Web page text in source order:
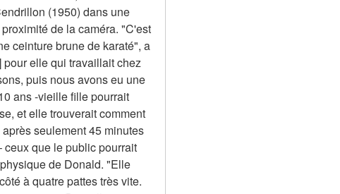
(1950) dans une
de la caméra. "C'est
ceinture brune de karaté", a
elle qui travaillait chez
puis nous avons eu une
ans -vieille fille pourrait
et elle trouverait comment
seulement 45 minutes
que le public pourrait
de Donald. "Elle
à quatre pattes très vite.